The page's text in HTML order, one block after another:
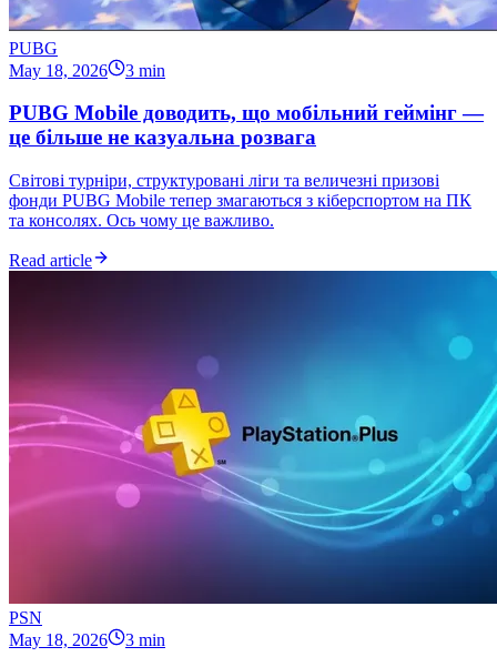
PUBG
May 18, 2026
3 min
PUBG Mobile доводить, що мобільний геймінг —
це більше не казуальна розвага
Світові турніри, структуровані ліги та величезні призові
фонди PUBG Mobile тепер змагаються з кіберспортом на ПК
та консолях. Ось чому це важливо.
Read article
PSN
May 18, 2026
3 min